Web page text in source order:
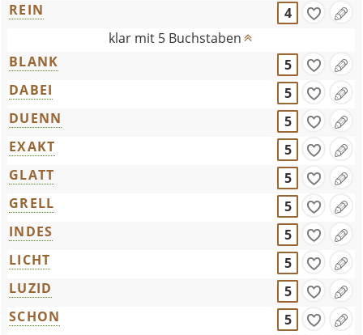
REIN
4
klar mit 5 Buchstaben
BLANK
5
DABEI
5
DUENN
5
EXAKT
5
GLATT
5
GRELL
5
INDES
5
LICHT
5
LUZID
5
SCHON
5